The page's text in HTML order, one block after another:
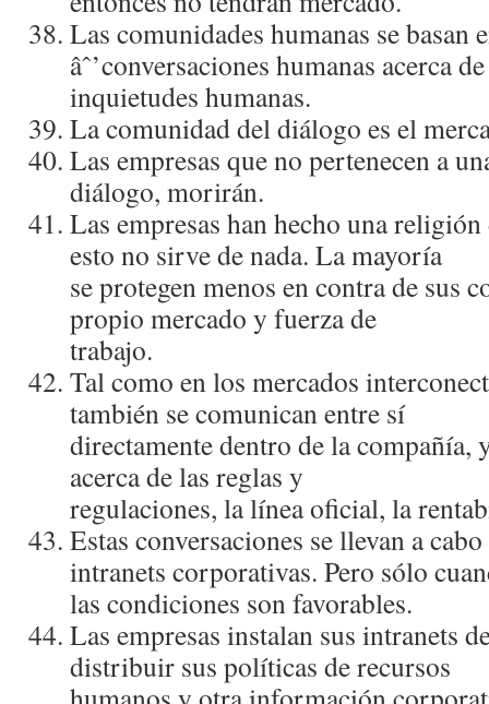
Las comunidades humanas se basan
âˆ’conversaciones humanas acerca de
inquietudes humanas.
La comunidad del diálogo es el
Las empresas que no pertenecen a
diálogo, morirán.
Las empresas han hecho una
esto no sirve de nada. La mayorí­a
se protegen menos en contra de sus
propio mercado y fuerza de
trabajo.
Tal como en los mercados
también se comunican entre sí­
directamente dentro de la compañí­a,
acerca de las reglas y
regulaciones, la lí­nea oficial, la
Estas conversaciones se llevan a
intranets corporativas. Pero sólo
las condiciones son favorables.
Las empresas instalan sus intranets
distribuir sus polí­ticas de recursos